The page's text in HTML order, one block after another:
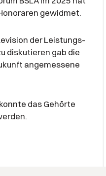
gewidmet.
der Leistungs-
diskutieren gab die
angemessene
das Gehörte